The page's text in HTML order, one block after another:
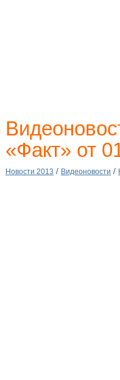
«Факт» от
Новости 2013 / Видеоновости /